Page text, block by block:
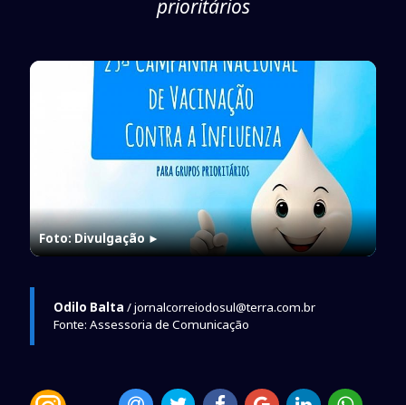
prioritários
Foto: Divulgação►
Odilo Balta / jornalcorreiodosul@terra.com.br
Fonte: Assessoria de Comunicação